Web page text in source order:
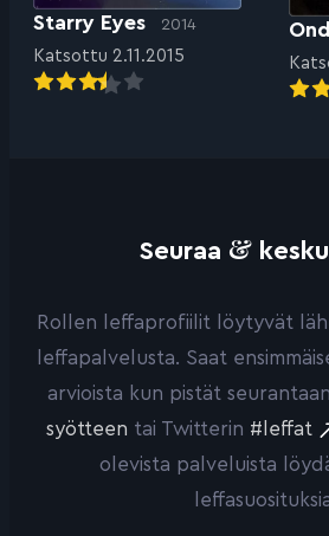
Starry Eyes 2014
Katsottu 2.11.2015
Seuraa &
Rollen leffaprofiilit löytyvät
leffapalvelusta. Saat
arvioista kun pistät
syötteen tai Twitterin #leffat
olevista palveluista